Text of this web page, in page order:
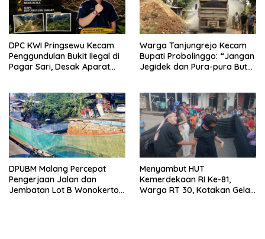
DPC KWI Pringsewu Kecam
Penggundulan Bukit Ilegal di
Pagar Sari, Desak Aparat
Warga Tanjungrejo Kecam
Bupati Probolinggo: “Jangan
Jegidek dan Pura-pura Buta”
DPUBM Malang Percepat
Pengerjaan Jalan dan
Jembatan Lot B Wonokerto–
Menyambut HUT
Kemerdekaan RI Ke-81,
Warga RT 30, Kotakan Gelar